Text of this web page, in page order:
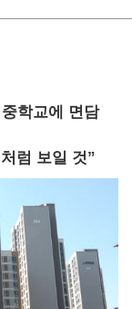
학교에 면담
럼 보일 것”